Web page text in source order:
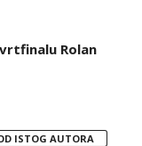
Rolan
ISTOG AUTORA